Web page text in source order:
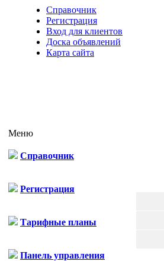
Справочник
Регистрация
Вход для клиентов
Доска объявлений
Карта сайта
Меню
Справочник
Регистрация
Тарифные планы
Панель управления